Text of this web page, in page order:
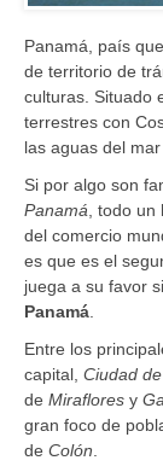
Panamá, país
de territorio de
culturas. Situado
terrestres con
las aguas del
Si por algo son
Panamá , todo
del comercio
es que es el
juega a su favor
Panamá
Entre los
capital, Ciudad
de Miraflores y
gran foco de
de Colón